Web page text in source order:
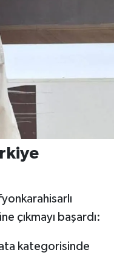
çıkmayı başardı:
kategorisinde